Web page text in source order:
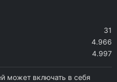
31
4.966
4.997
может включать в себя